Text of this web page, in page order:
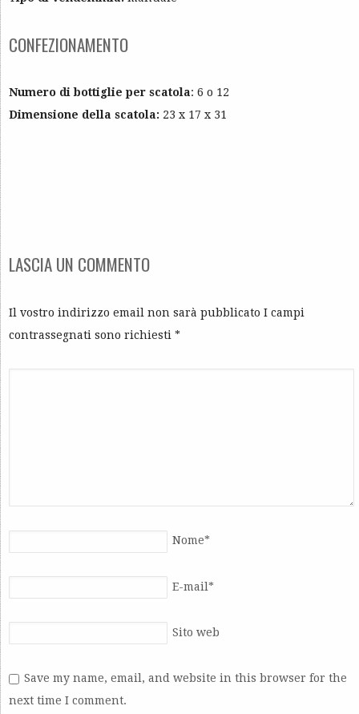
CONFEZIONAMENTO
Numero di bottiglie per scatola: 6 o 12
Dimensione della scatola: 23 x 17 x 31
LASCIA UN COMMENTO
Il vostro indirizzo email non sarà pubblicato I campi
contrassegnati sono richiesti *
Nome*
E-mail*
Sito web
Save my name, email, and website in this browser for the
next time I comment.